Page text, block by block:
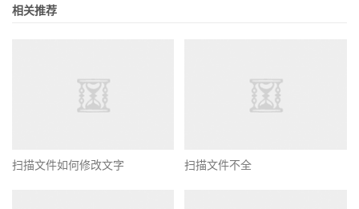
相关推荐
扫描文件如何修改文字 扫描文件不全